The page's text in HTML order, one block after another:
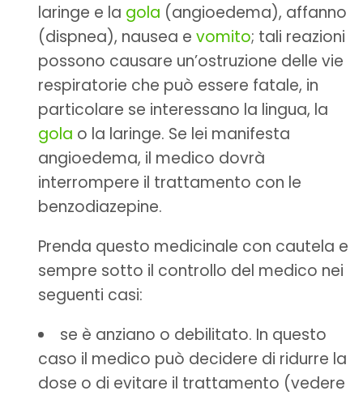
laringe e la gola (angioedema), affanno
(dispnea), nausea e vomito; tali reazioni
possono causare un’ostruzione delle vie
respiratorie che può essere fatale, in
particolare se interessano la lingua, la
gola o la laringe. Se lei manifesta
angioedema, il medico dovrà
interrompere il trattamento con le
benzodiazepine.
Prenda questo medicinale con cautela e
sempre sotto il controllo del medico nei
seguenti casi:
se è anziano o debilitato. In questo
caso il medico può decidere di ridurre la
dose o di evitare il trattamento (vedere